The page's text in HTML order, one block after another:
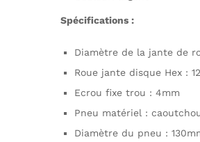
Spécifications :
Diamètre de la jante de
Roue jante disque Hex :
Ecrou fixe trou : 4mm
Pneu matériel :
Diamètre du pneu :